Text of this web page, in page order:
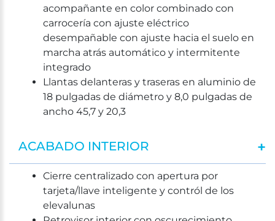
acompañante en color combinado con
carrocería con ajuste eléctrico
desempañable con ajuste hacia el suelo en
marcha atrás automático y intermitente
integrado
Llantas delanteras y traseras en aluminio de
18 pulgadas de diámetro y 8,0 pulgadas de
ancho 45,7 y 20,3
ACABADO INTERIOR
Cierre centralizado con apertura por
tarjeta/llave inteligente y contról de los
elevalunas